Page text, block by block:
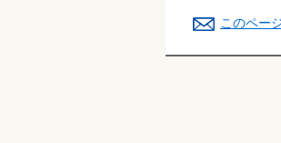
このペー